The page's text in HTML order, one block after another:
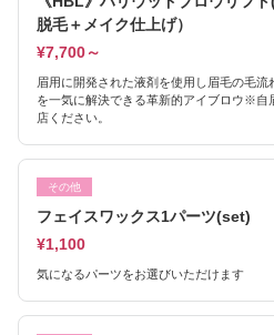
脱毛＋メイク仕上げ）
¥7,700～
眉用に開発された液剤を使用し眉毛の毛
を一気に解決できる革新的アイブロウ※自
店ください。
その他
フェイスワックス1パーツ(set)
¥1,100
気になるパーツをお選びいただけます